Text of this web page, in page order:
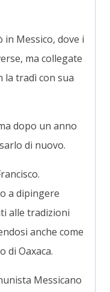
in Messico, dove i
ma collegate
la tradì con sua
dopo un anno
di nuovo.
a dipingere
alle tradizioni
anche come
di Oaxaca.
Messicano